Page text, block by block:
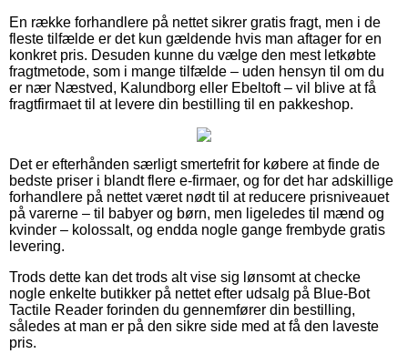
En række forhandlere på nettet sikrer gratis fragt, men i de
fleste tilfælde er det kun gældende hvis man aftager for en
konkret pris. Desuden kunne du vælge den mest letkøbte
fragtmetode, som i mange tilfælde – uden hensyn til om du
er nær Næstved, Kalundborg eller Ebeltoft – vil blive at få
fragtfirmaet til at levere din bestilling til en pakkeshop.
Det er efterhånden særligt smertefrit for købere at finde de
bedste priser i blandt flere e-firmaer, og for det har adskillige
forhandlere på nettet været nødt til at reducere prisniveauet
på varerne – til babyer og børn, men ligeledes til mænd og
kvinder – kolossalt, og endda nogle gange frembyde gratis
levering.
Trods dette kan det trods alt vise sig lønsomt at checke
nogle enkelte butikker på nettet efter udsalg på Blue-Bot
Tactile Reader forinden du gennemfører din bestilling,
således at man er på den sikre side med at få den laveste
pris.